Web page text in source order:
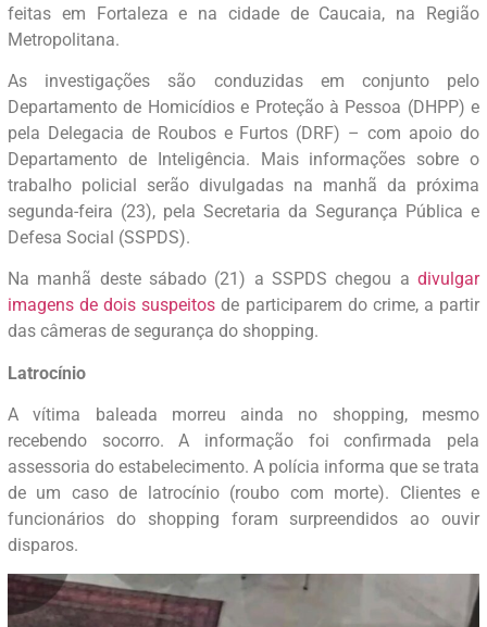
feitas em Fortaleza e na cidade de Caucaia, na Região
Metropolitana.
As investigações são conduzidas em conjunto pelo
Departamento de Homicídios e Proteção à Pessoa (DHPP) e
pela Delegacia de Roubos e Furtos (DRF) – com apoio do
Departamento de Inteligência. Mais informações sobre o
trabalho policial serão divulgadas na manhã da próxima
segunda-feira (23), pela Secretaria da Segurança Pública e
Defesa Social (SSPDS).
Na manhã deste sábado (21) a SSPDS chegou a divulgar
imagens de dois suspeitosde participarem do crime, a partir
das câmeras de segurança do shopping.
Latrocínio
A vítima baleada morreu ainda no shopping, mesmo
recebendo socorro. A informação foi confirmada pela
assessoria do estabelecimento. A polícia informa que se trata
de um caso de latrocínio (roubo com morte). Clientes e
funcionários do shopping foram surpreendidos ao ouvir
disparos.